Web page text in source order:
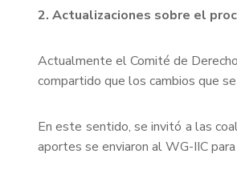
2. Actualizaciones sobre el
Actualmente el Comité de
compartido que los cambios que
En este sentido, se invitó a las
aportes se enviaron al WG-IIC